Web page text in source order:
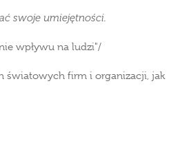
swoje umiejętności.
wpływu na ludzi"/
światowych firm i organizacji, jak